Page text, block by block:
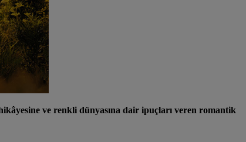
ve renkli dünyasına dair ipuçları veren romantik